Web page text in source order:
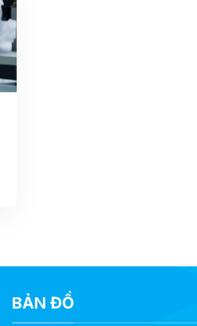
BẢN ĐỒ